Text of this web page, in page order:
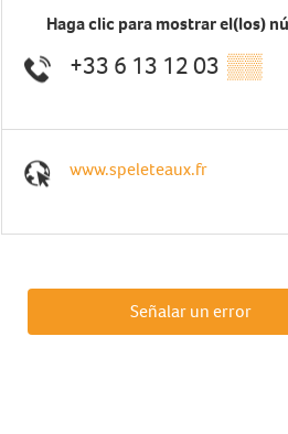
Haga clic para mostrar el(los)
+33 6 13 12 03 ▒▒
www.speleteaux.fr
Señalar un error